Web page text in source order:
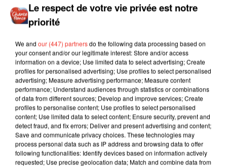
Le respect de votre vie privée est notre
priorité
We and our (447) partnersdo the following data processing based on
your consent and/or our legitimate interest: Store and/or access
information on a device; Use limited data to select advertising; Create
profiles for personalised advertising; Use profiles to select personalised
advertising; Measure advertising performance; Measure content
performance; Understand audiences through statistics or combinations
of data from different sources; Develop and improve services; Create
profiles to personalise content; Use profiles to select personalised
content; Use limited data to select content; Ensure security, prevent and
detect fraud, and fix errors; Deliver and present advertising and content;
Save and communicate privacy choices. These technologies may
process personal data such as IP address and browsing data to offer
following functionalities: Identify devices based on information actively
requested; Use precise geolocation data; Match and combine data from